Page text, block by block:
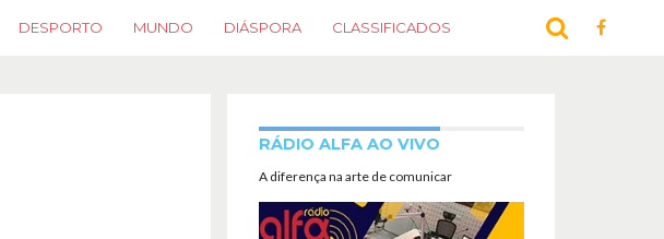
DESPORTO MUNDO DIÁSPORA CLASSIFICADOS
RÁDIO ALFA AO VIVO
A diferença na arte de comunicar